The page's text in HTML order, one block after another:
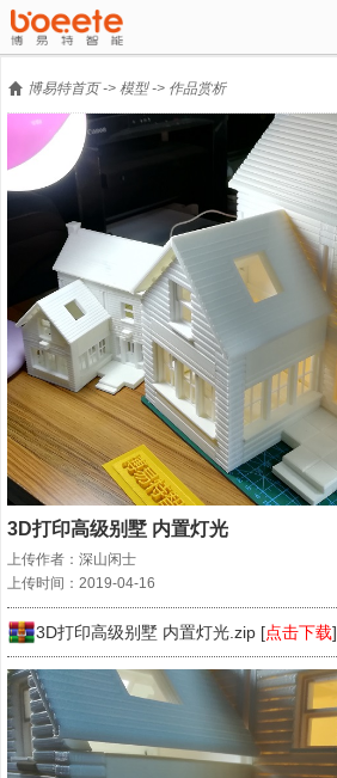
 博易特首页-> 模型-> 作品赏析
3D打印高级别墅 内置灯光
上传作者：深山闲士
上传时间：2019-04-16
3D打印高级别墅 内置灯光.zip [点击下载]